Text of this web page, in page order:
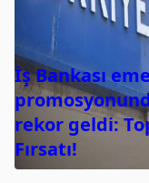
İş Bankası
rekor geldi:
Fırsatı!